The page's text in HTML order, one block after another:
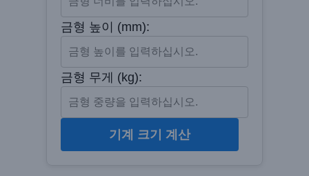
금형 높이 (mm):
금형 무게 (kg):
기계 크기 계산